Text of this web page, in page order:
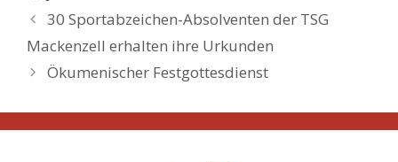
30 Sportabzeichen-Absolventen der TSG
Mackenzell erhalten ihre Urkunden
Ökumenischer Festgottesdienst